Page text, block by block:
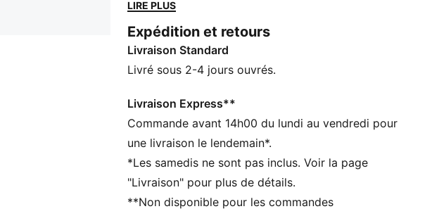
Confort, performance et style assurés.
CARACTÉRISTIQUES + AVANTAGES
GESTION DE L’HUMIDITÉ : Les tissus techniques
l'aise et au sec
DÉTAILS
Coupe : Régulière
Col : Col rond
Manches courtes
Logos du club et de PUMA à la poitrine
LIRE PLUS
Expédition et retours
Livraison Standard
Livré sous 2-4 jours ouvrés.
Livraison Express**
Commande avant 14h00 du lundi au vendredi pour
une livraison le lendemain*.
*Les samedis ne sont pas inclus. Voir la page
"Livraison" pour plus de détails.
**Non disponible pour les commandes